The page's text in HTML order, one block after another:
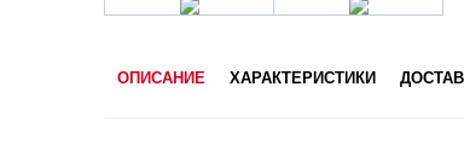
ОПИСАНИЕ ХАРАКТЕРИСТИКИ